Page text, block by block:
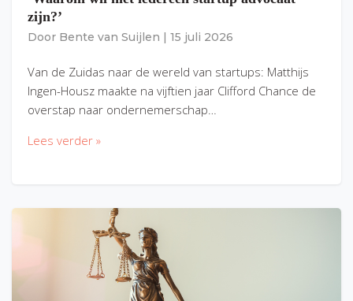
zijn?’
Door Bente van Suijlen 15 juli 2026
Van de Zuidas naar de wereld van startups: Matthijs
Ingen-Housz maakte na vijftien jaar Clifford Chance de
overstap naar ondernemerschap…
Lees verder »